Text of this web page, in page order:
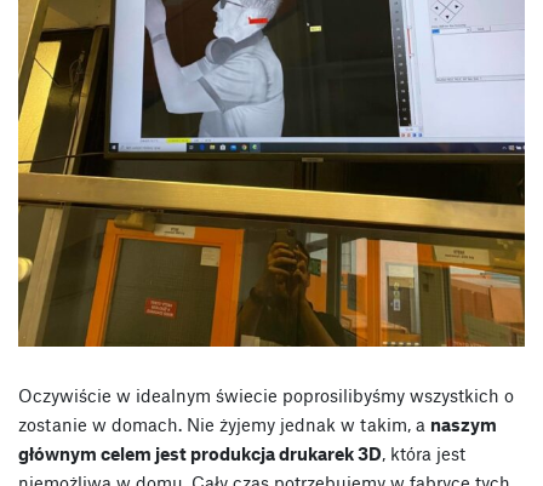
Oczywiście w idealnym świecie poprosilibyśmy wszystkich o
zostanie w domach. Nie żyjemy jednak w takim, a naszym
głównym celem jest produkcja drukarek 3D , która jest